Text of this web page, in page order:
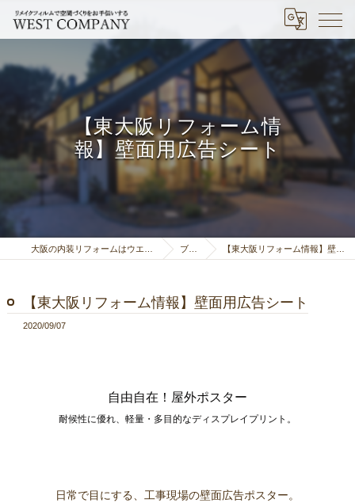
【東大阪リフォーム情
報】壁面用広告シート
ブログ 【東大阪リフォーム情報】壁面用広告シート
【東大阪リフォーム情報】壁面用広告シート
2020/09/07
自由自在！屋外ポスター
耐候性に優れ、軽量・多目的なディスプレイプリント。
日常で目にする、工事現場の壁面広告ポスター。